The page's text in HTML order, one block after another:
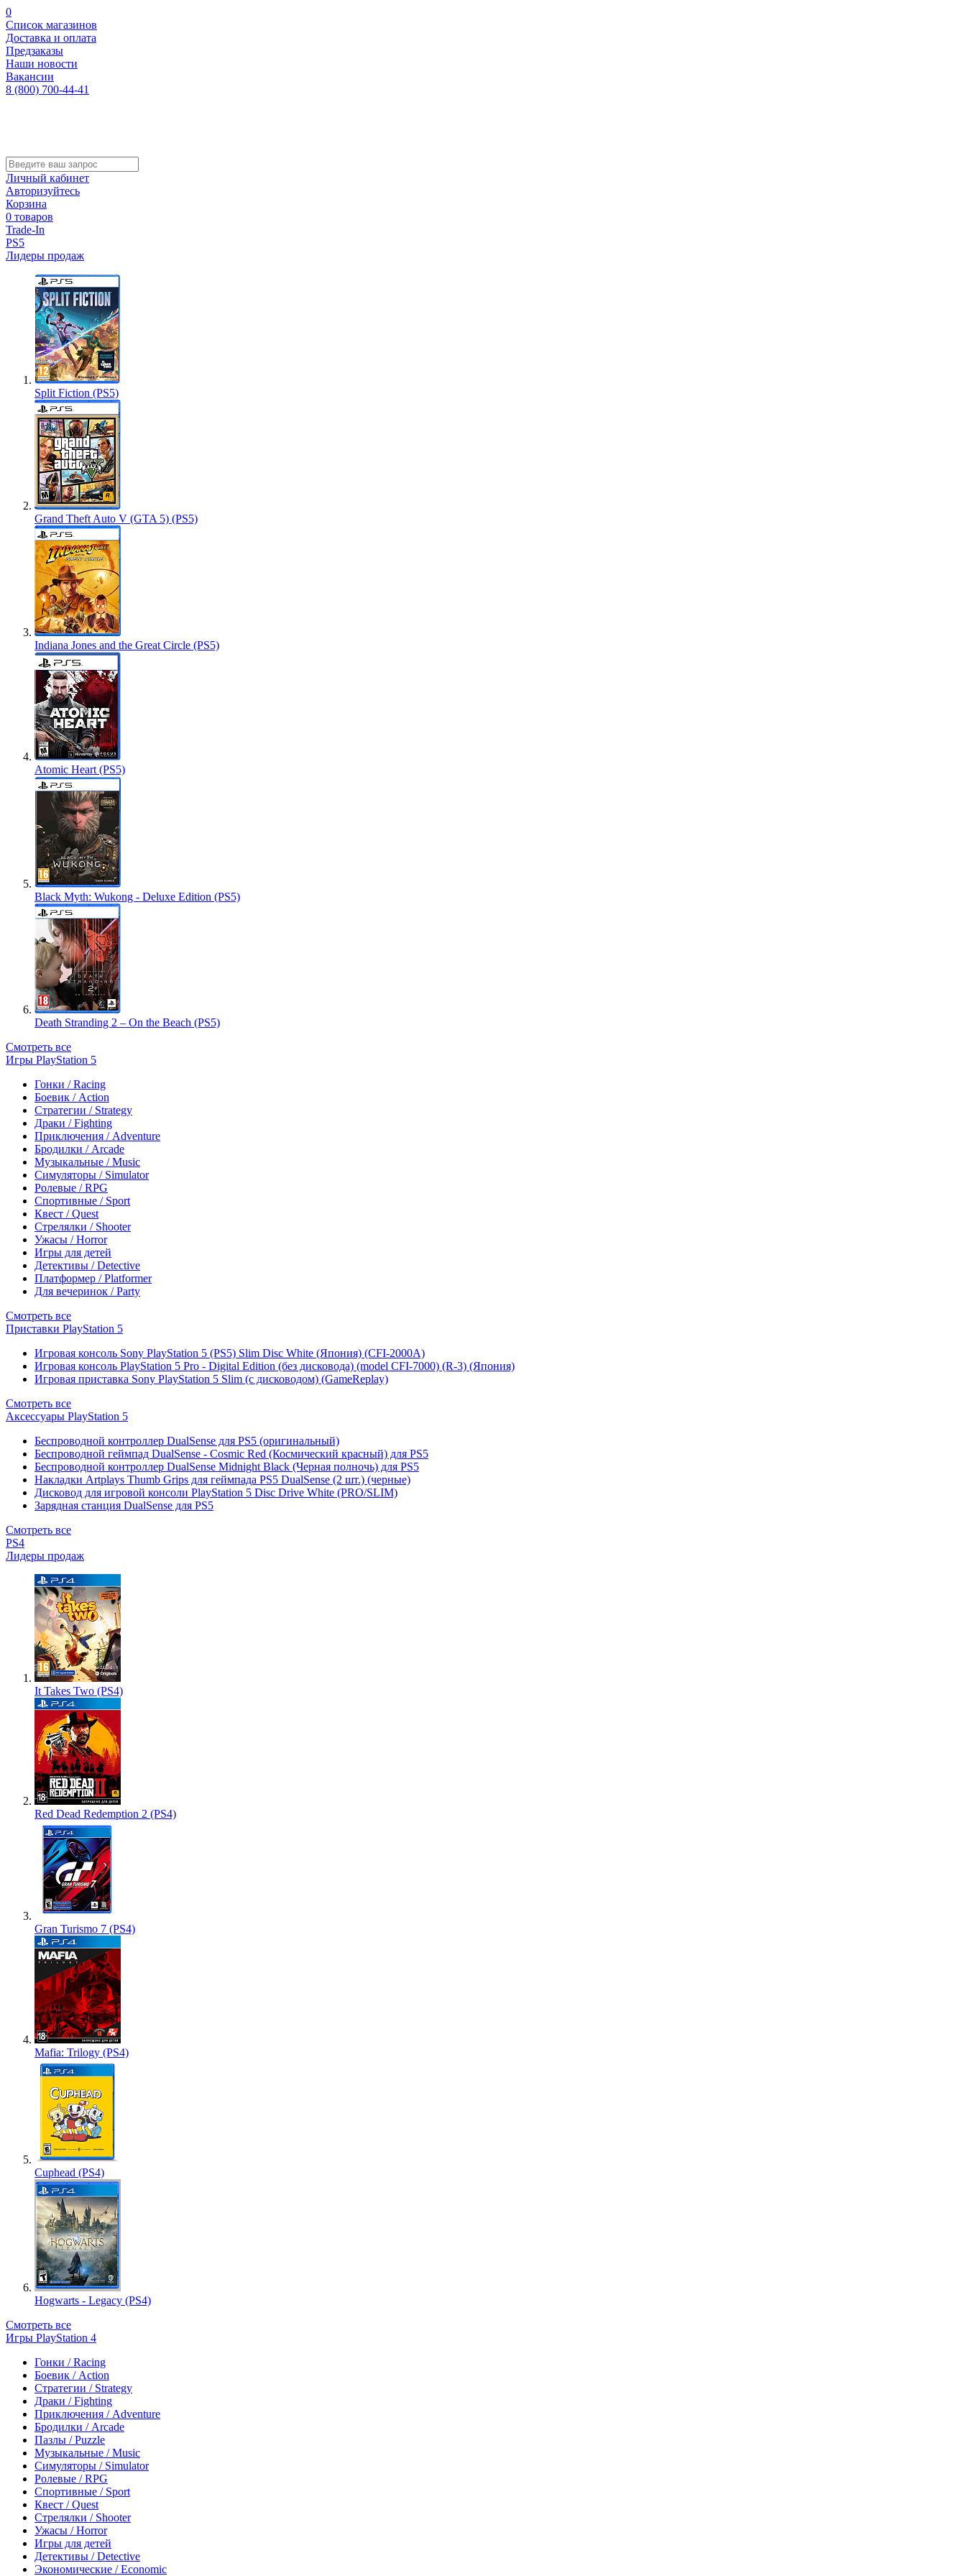
0
Список магазинов
Доставка и оплата
Предзаказы
Наши новости
Вакансии
8 (800) 700-44-41
Личный кабинет
Авторизуйтесь
Корзина
0 товаров
Trade-In
PS5
Лидеры продаж
Split Fiction (PS5)
Grand Theft Auto V (GTA 5) (PS5)
Indiana Jones and the Great Circle (PS5)
Atomic Heart (PS5)
Black Myth: Wukong - Deluxe Edition (PS5)
Death Stranding 2 – On the Beach (PS5)
Смотреть все
Игры PlayStation 5
Гонки / Racing
Боевик / Action
Стратегии / Strategy
Драки / Fighting
Приключения / Adventure
Бродилки / Arcade
Музыкальные / Music
Симуляторы / Simulator
Ролевые / RPG
Спортивные / Sport
Квест / Quest
Стрелялки / Shooter
Ужасы / Horror
Игры для детей
Детективы / Detective
Платформер / Platformer
Для вечеринок / Party
Смотреть все
Приставки PlayStation 5
Игровая консоль Sony PlayStation 5 (PS5) Slim Disc White (Япония) (CFI-2000A)
Игровая консоль PlayStation 5 Pro - Digital Edition (без дисковода) (model CFI-7000) (R-3) (Япония)
Игровая приставка Sony PlayStation 5 Slim (с дисководом) (GameReplay)
Смотреть все
Аксессуары PlayStation 5
Беспроводной контроллер DualSense для PS5 (оригинальный)
Беспроводной геймпад DualSense - Cosmic Red (Космический красный) для PS5
Беспроводной контроллер DualSense Midnight Black (Черная полночь) для PS5
Накладки Artplays Thumb Grips для геймпада PS5 DualSense (2 шт.) (черные)
Дисковод для игровой консоли PlayStation 5 Disc Drive White (PRO/SLIM)
Зарядная станция DualSense для PS5
Смотреть все
PS4
Лидеры продаж
It Takes Two (PS4)
Red Dead Redemption 2 (PS4)
Gran Turismo 7 (PS4)
Mafia: Trilogy (PS4)
Cuphead (PS4)
Hogwarts - Legacy (PS4)
Смотреть все
Игры PlayStation 4
Гонки / Racing
Боевик / Action
Стратегии / Strategy
Драки / Fighting
Приключения / Adventure
Бродилки / Arcade
Пазлы / Puzzle
Музыкальные / Music
Симуляторы / Simulator
Ролевые / RPG
Спортивные / Sport
Квест / Quest
Стрелялки / Shooter
Ужасы / Horror
Игры для детей
Детективы / Detective
Экономические / Economic